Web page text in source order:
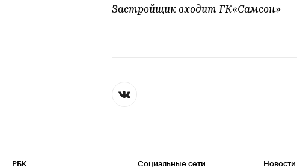
Застройщик входит ГК«Самсон»
РБК Социальные сети